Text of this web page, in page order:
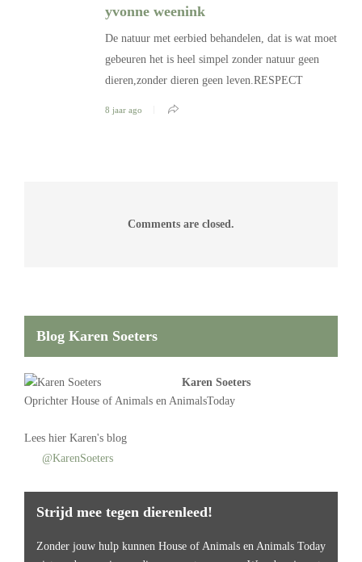
yvonne weenink
De natuur met eerbied behandelen, dat is wat moet
gebeuren het is heel simpel zonder natuur geen
dieren,zonder dieren geen leven.RESPECT
8 jaar ago
Comments are closed.
Blog Karen Soeters
Karen Soeters
Oprichter House of Animals en AnimalsToday
Lees hier Karen's blog
@KarenSoeters
Strijd mee tegen dierenleed!
Zonder jouw hulp kunnen House of Animals en Animals Today